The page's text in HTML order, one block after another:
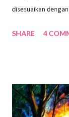
disesuaikan
sehingga hasilnya
memiliki
menggambar
SHARE 4